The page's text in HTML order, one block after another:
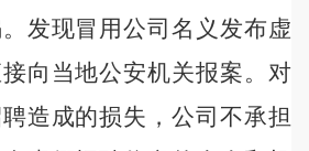
发现冒用公司名义发布虚
向当地公安机关报案。对
造成的损失，公司不承担